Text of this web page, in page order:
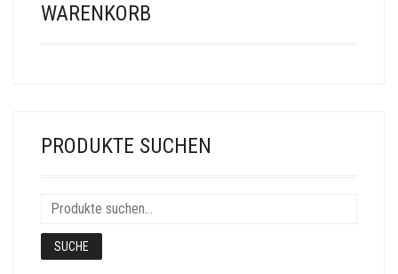
WARENKORB
PRODUKTE SUCHEN
SUCHE